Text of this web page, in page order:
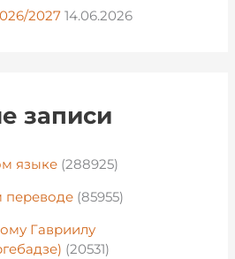
2027 14.06.2026
записи
языке (288925)
переводе (85955)
Гавриилу
(20531)